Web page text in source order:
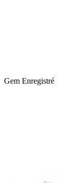
Gem Enregistré